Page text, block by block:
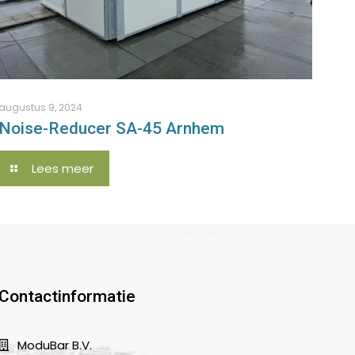
9, 2024
Reducer SA-45 Arnhem
Lees meer
ModuBar B.V.